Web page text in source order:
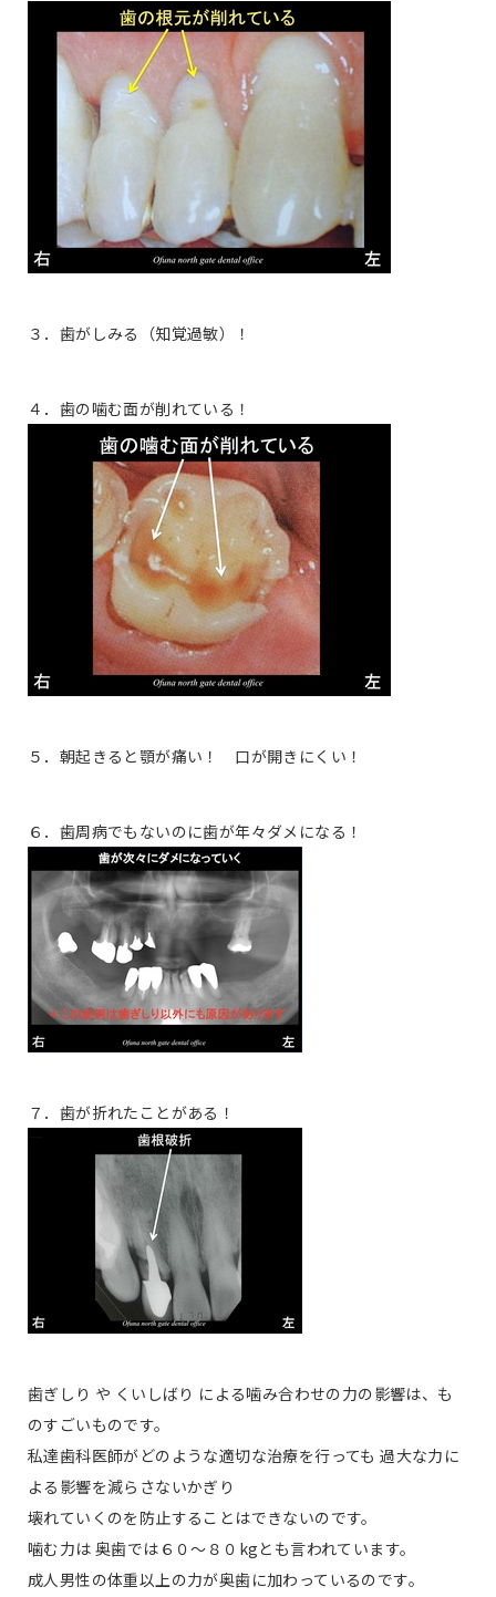
３．歯がしみる（知覚過敏）！
４．歯の噛む面が削れている！
５．朝起きると顎が痛い！ 口が開きにくい！
６．歯周病でもないのに歯が年々ダメになる！
７．歯が折れたことがある！
歯ぎしり や くいしばり による噛み合わせの力の影響は、も
のすごいものです。
私達歯科医師がどのような適切な治療を行っても 過大な力に
よる影響を減らさないかぎり
壊れていくのを防止することはできないのです。
噛む力は 奥歯では６０〜８０kgとも言われています。
成人男性の体重以上の力が奥歯に加わっているのです。